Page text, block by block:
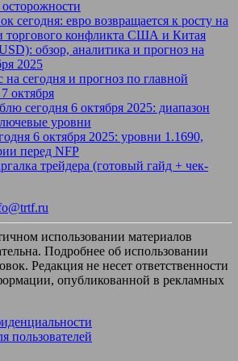
осторожности
сегодня: евро возвращается к росту на
торгового конфликта США и Китая
обзор, аналитика и прогноз на
2025
сегодня и прогноз по главной
октября
сегодня 6 октября 2025: диапазон
уровни
6 октября 2025: уровни 1.1690,
перед NFP
трейдера (готовый гайд + чек-
использовании материалов
Подробнее об использовании
Редакция не несет ответственности
опубликованной в рекламных
пользователей